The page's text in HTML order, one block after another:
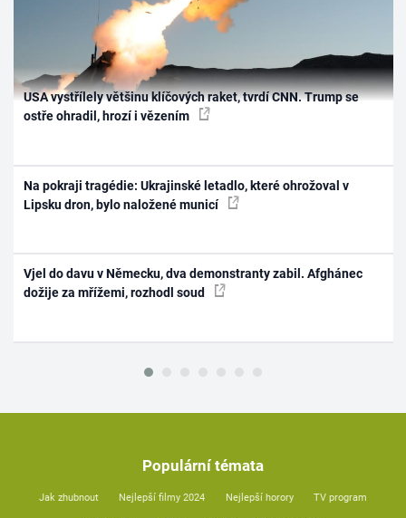
USA vystřílely většinu klíčových raket, tvrdí CNN. Trump se
ostře ohradil, hrozí i vězením
Na pokraji tragédie: Ukrajinské letadlo, které ohrožoval v
Lipsku dron, bylo naložené municí
Vjel do davu v Německu, dva demonstranty zabil. Afghánec
dožije za mřížemi, rozhodl soud
Populární témata
Jak zhubnout Nejlepší filmy 2024 Nejlepší horory TV program